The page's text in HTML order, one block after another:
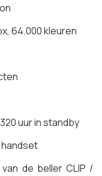
64.000 kleuren
uur in standby
handset
de beller CLIP /